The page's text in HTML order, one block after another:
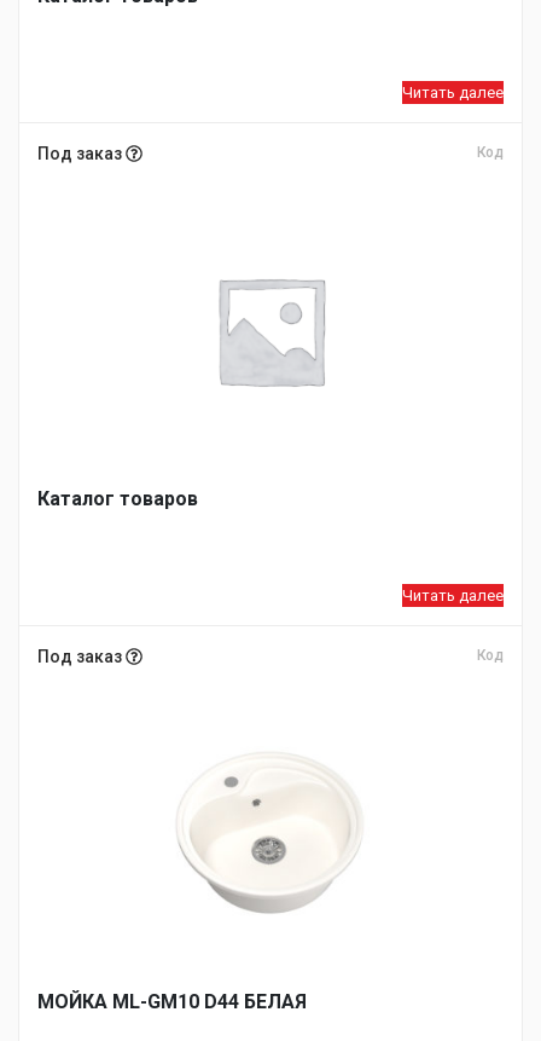
Читать далее
Под заказ Код
Каталог товаров
Читать далее
Под заказ Код
МОЙКA ML-GM10 D44 БЕЛАЯ